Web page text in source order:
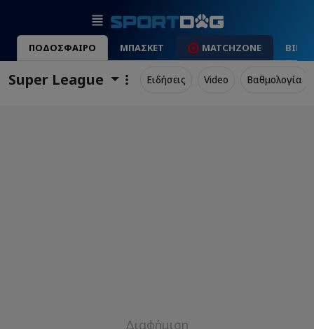
ΠΟΔΟΣΦΑΙΡΟ ΜΠΑΣΚΕΤ MATCHZONE
Super League Ειδήσεις Video Βαθμολογία